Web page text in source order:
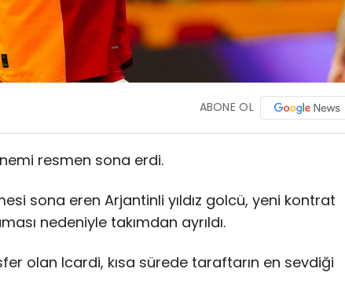
ABONE OL
resmen sona erdi.
sona eren Arjantinli yıldız golcü, yeni kontrat
nedeniyle takımdan ayrıldı.
olan Icardi, kısa sürede taraftarın en sevdiği